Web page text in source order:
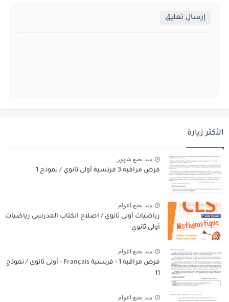
إرسال تعليق
الأكثر زيارة
منذ بضع شهور
فرض مراقبة 3 فرنسية أولى ثانوي / نموذج 1
منذ بضع اعوام
رياضيات أولى ثانوي / اصلاح الكتاب المدرسي رياضيات
أولى ثانوي
منذ بضع اعوام
فرض مراقبة 1 - فرنسية Français - أولى ثانوي / نموذج
11
منذ بضع اعوام